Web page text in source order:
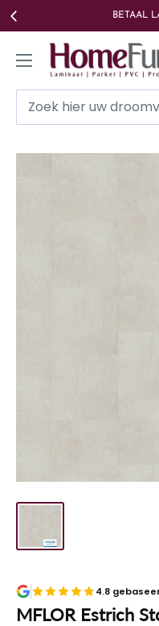
Ga
naar
BETAAL
Homefurn
4.8
MFLOR Estrich